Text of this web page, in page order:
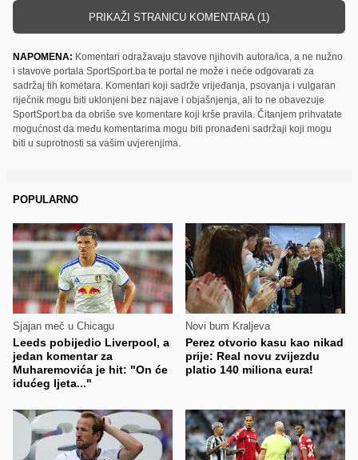
PRIKAŽI STRANICU KOMENTARA (1)
NAPOMENA: Komentari odražavaju stavove njihovih autora/ica, a ne nužno
i stavove portala SportSport.ba te portal ne može i neće odgovarati za
sadržaj tih kometara. Komentari koji sadrže vrijeđanja, psovanja i vulgaran
riječnik mogu biti uklonjeni bez najave i objašnjenja, ali to ne obavezuje
SportSport.ba da obriše sve komentare koji krše pravila. Čitanjem prihvatate
mogućnost da među komentarima mogu biti pronađeni sadržaji koji mogu
biti u suprotnosti sa vašim uvjerenjima.
POPULARNO
Sjajan meč u Chicagu
Leeds pobijedio Liverpool, a
jedan komentar za
Muharemovića je hit: "On će
idućeg ljeta..."
Novi bum Kraljeva
Perez otvorio kasu kao nikad
prije: Real novu zvijezdu
platio 140 miliona eura!